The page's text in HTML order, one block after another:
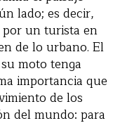
lado; es decir,
un turista en
de lo urbano. El
moto tenga
importancia que
de los
del mundo: para